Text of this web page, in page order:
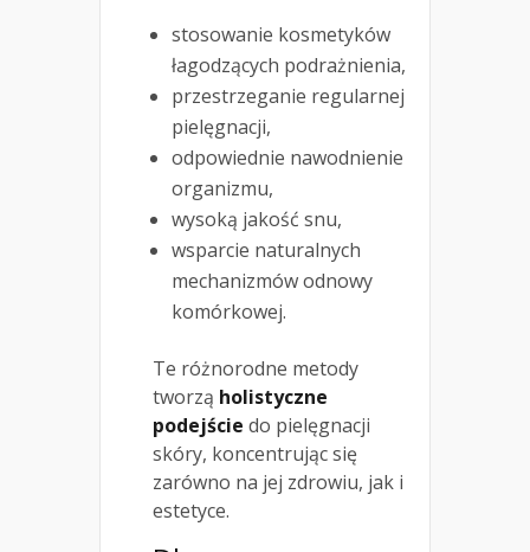
stosowanie kosmetyków
łagodzących podrażnienia,
przestrzeganie regularnej
pielęgnacji,
odpowiednie nawodnienie
organizmu,
wysoką jakość snu,
wsparcie naturalnych
mechanizmów odnowy
komórkowej.
Te różnorodne metody
tworzą holistyczne
podejście do pielęgnacji
skóry, koncentrując się
zarówno na jej zdrowiu, jak i
estetyce.